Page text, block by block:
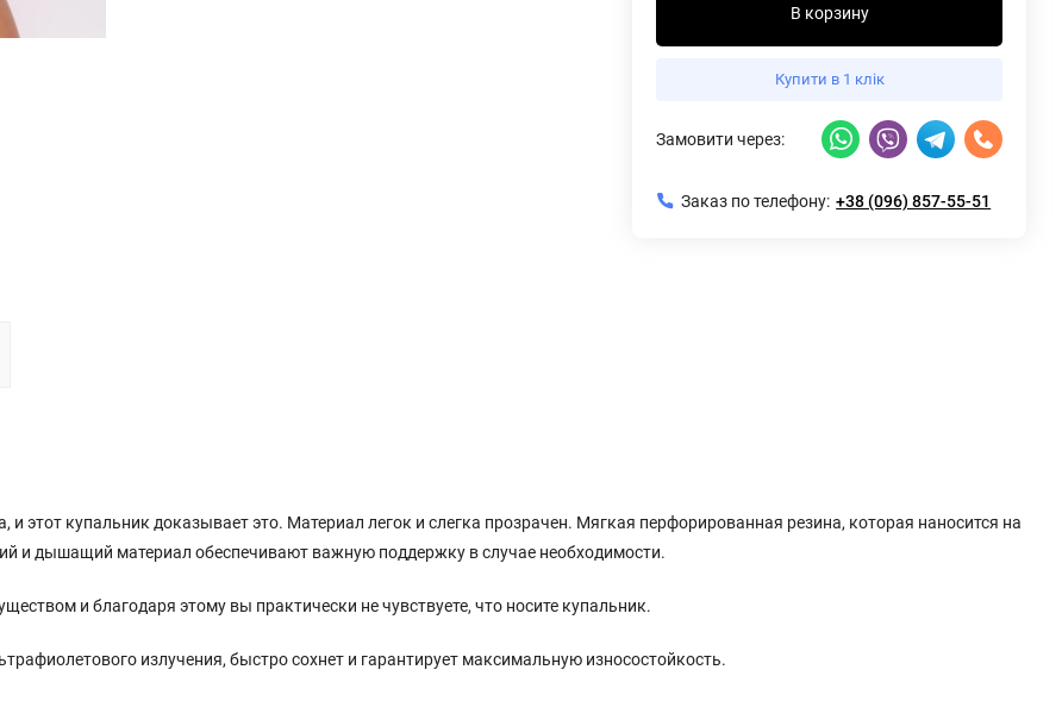
Боди Superhot BODY BDY1594
В корзину
Купити в 1 клік
Замовити через:
Заказ по телефону: +38 (096) 857-55-51
этот купальник доказывает это. Материал легок и слегка прозрачен. Мягкая перфорированная резина, которая наносится на
и дышащий материал обеспечивают важную поддержку в случае необходимости.
и благодаря этому вы практически не чувствуете, что носите купальник.
излучения, быстро сохнет и гарантирует максимальную износостойкость.